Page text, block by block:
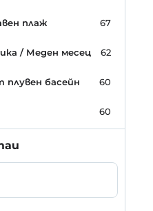
плаж 67
/ Меден месец 62
басейн 60
60
(на място)
морето 45